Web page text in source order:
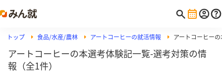
トップ 食品/水産/農林 アートコーヒーの就活情報 アートコーヒー
アートコーヒーの本選考体験記一覧-選考対策の情
報（全1件）